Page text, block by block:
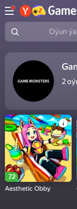
Oýun ýa-da žanny
2
72
Aesthetic Obby